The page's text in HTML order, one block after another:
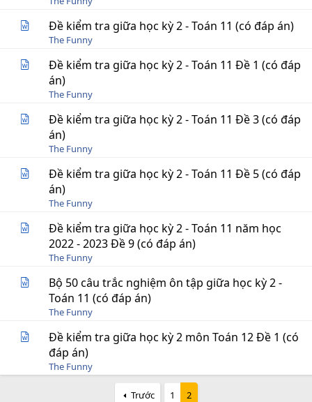
Đề kiểm tra giữa học kỳ 2 - Toán 11 (có đáp án)
The Funny
Đề kiểm tra giữa học kỳ 2 - Toán 11 Đề 1 (có đáp
án)
The Funny
Đề kiểm tra giữa học kỳ 2 - Toán 11 Đề 3 (có đáp
án)
The Funny
Đề kiểm tra giữa học kỳ 2 - Toán 11 Đề 5 (có đáp
án)
The Funny
Đề kiểm tra giữa học kỳ 2 - Toán 11 năm học
2022 - 2023 Đề 9 (có đáp án)
The Funny
Bộ 50 câu trắc nghiệm ôn tập giữa học kỳ 2 -
Toán 11 (có đáp án)
The Funny
Đề kiểm tra giữa học kỳ 2 môn Toán 12 Đề 1 (có
đáp án)
The Funny
Trước 1 2